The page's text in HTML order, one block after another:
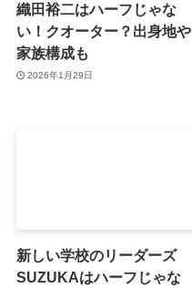
織田裕二はハーフじゃな
い！クオーター？出身地や
家族構成も
2026年1月29日
新しい学校のリーダーズ
SUZUKAはハーフじゃな